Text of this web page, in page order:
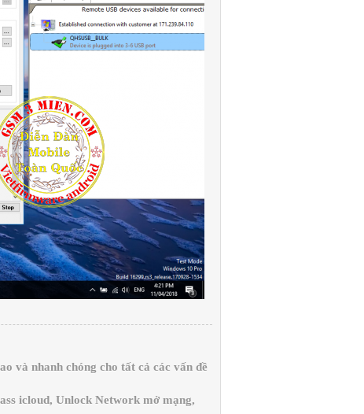
và nhanh chóng cho tất cả các vấn đề
icloud, Unlock Network mở mạng,